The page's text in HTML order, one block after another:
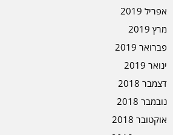
אפריל 2019
מרץ 2019
פברואר 2019
ינואר 2019
דצמבר 2018
נובמבר 2018
אוקטובר 2018